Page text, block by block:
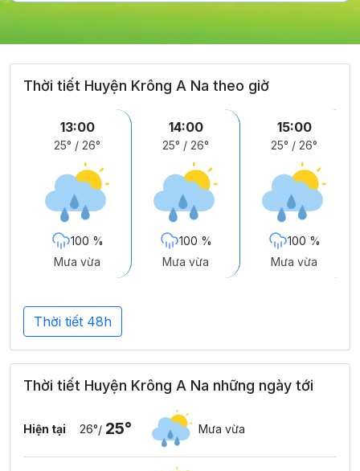
Thời tiết Huyện Krông A Na theo giờ
13:00
25° / 26°
100 %
Mưa vừa
14:00
25° / 26°
100 %
Mưa vừa
15:00
25° / 26°
100 %
Mưa vừa
Thời tiết 48h
Thời tiết Huyện Krông A Na những ngày tới
Hiện tại 26°/ 25° Mưa vừa